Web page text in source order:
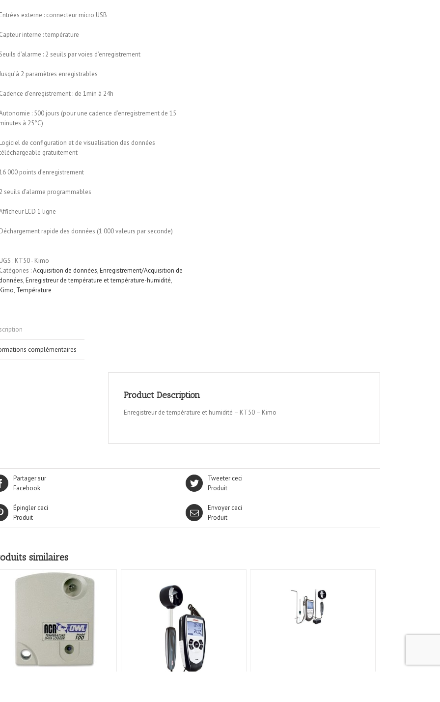
externe : connecteur micro USB
interne : température
d’alarme : 2 seuils par voies d’enregistrement
2 paramètres enregistrables
d’enregistrement : de 1min à 24h
: 500 jours (pour une cadence d’enregistrement de 15
à 25°C)
de configuration et de visualisation des données
gratuitement
000 points d’enregistrement
seuils d’alarme programmables
LCD 1 ligne
rapide des données (1 000 valeurs par seconde)
: KT50 - Kimo
:Acquisition de données,Enregistrement/Acquisition de
,Enregistreur de température et température-humidité,
, Température
complémentaires
Product Description
Enregistreur de température et humidité – KT50 – Kimo
Partager sur
Facebook
Tweeter ceci
Produit
Épingler ceci
Produit
Envoyer ceci
Produit
similaires